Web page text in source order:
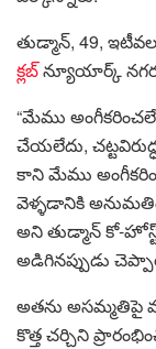
తుడ్మాన్, 49,
క్లబ్న్యూయార్క్
“మేము
చేయలేదు,
కాని మేము
వెళ్ళడానికి
అని తుడ్మాన్ కో-
అడిగినప్పుడు
అతను అసమ్మతిపై
కొత్త చర్చిని